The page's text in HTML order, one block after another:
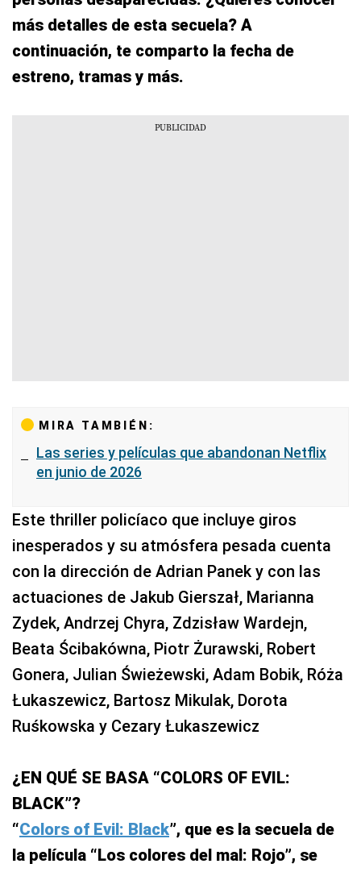
más detalles de esta secuela? A
continuación, te comparto la fecha de
estreno, tramas y más.
MIRA TAMBIÉN:
Las series y películas que abandonan Netflix
en junio de 2026
Este thriller policíaco que incluye giros
inesperados y su atmósfera pesada cuenta
con la dirección de Adrian Panek y con las
actuaciones de Jakub Gierszał, Marianna
Zydek, Andrzej Chyra, Zdzisław Wardejn,
Beata Ścibakówna, Piotr Żurawski, Robert
Gonera, Julian Świeżewski, Adam Bobik, Róża
Łukaszewicz, Bartosz Mikulak, Dorota
Ruśkowska y Cezary Łukaszewicz
¿EN QUÉ SE BASA “COLORS OF EVIL:
BLACK”?
“Colors of Evil: Black”, que es la secuela de
la película “Los colores del mal: Rojo”, se